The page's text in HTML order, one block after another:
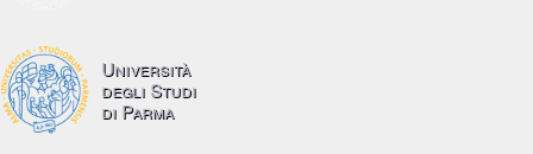
Università
degli Studi
di Parma